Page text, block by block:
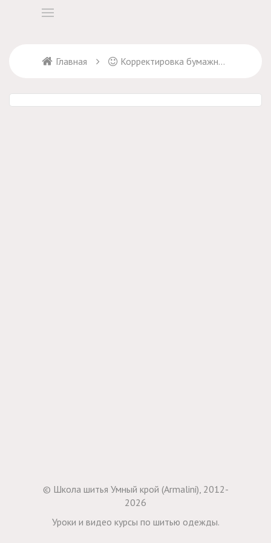
Главная Корректировка бумажных выкроек 5
© Школа шитья Умный крой (Armalini), 2012-
2026
Уроки и видео курсы по шитью одежды.